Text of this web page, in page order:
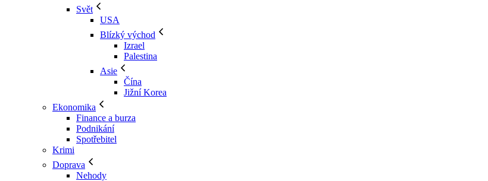
Svět
USA
Blízký východ
Izrael
Palestina
Asie
Čína
Jižní Korea
Ekonomika
Finance a burza
Podnikání
Spotřebitel
Krimi
Doprava
Nehody